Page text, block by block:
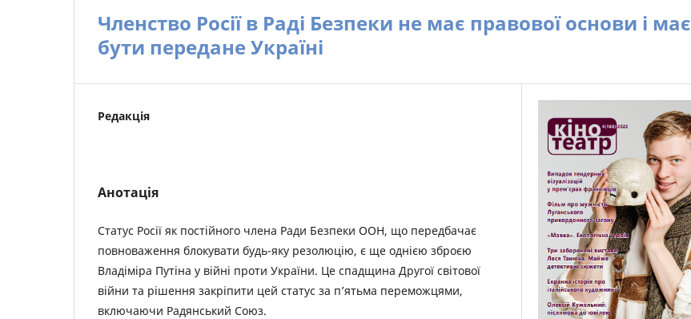
Членство Росії в Раді Безпеки не має правової основи і має
бути передане Україні
Редакція
Анотація
Статус Росії як постійного члена Ради Безпеки ООН, що передбачає
повноваження блокувати будь-яку резолюцію, є ще однією зброєю
Владіміра Путіна у війні проти України. Це спадщина Другої світової
війни та рішення закріпити цей статус за п’ятьма переможцями,
включаючи Радянський Союз.